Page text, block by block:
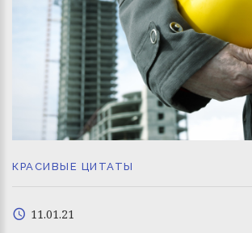
КРАСИВЫЕ ЦИТАТЫ
11.01.21